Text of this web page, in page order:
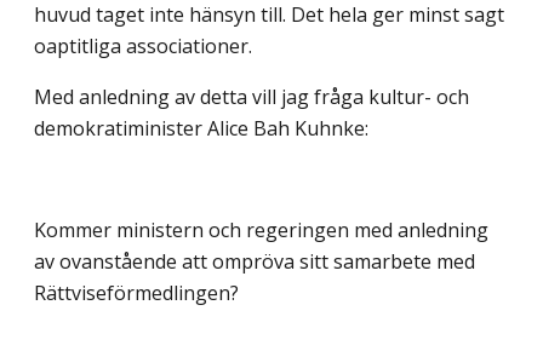
huvud taget inte hänsyn till. Det hela ger minst sagt
oaptitliga associationer.
Med anledning av detta vill jag fråga kultur- och
demokratiminister Alice Bah Kuhnke:
Kommer ministern och regeringen med anledning
av ovanstående att ompröva sitt samarbete med
Rättviseförmedlingen?